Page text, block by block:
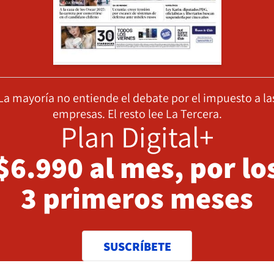
mayoría no entiende el debate por el impuesto a
empresas. El resto lee La Tercera.
Plan Digital+
al mes, por
3 primeros meses
SUSCRÍBETE